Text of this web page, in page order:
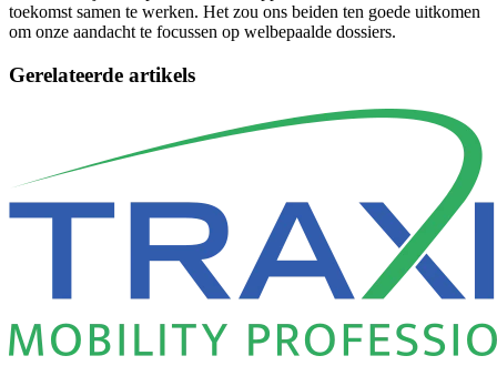
toekomst samen te werken. Het zou ons beiden ten goede uitkomen
om onze aandacht te focussen op welbepaalde dossiers.
Gerelateerde artikels